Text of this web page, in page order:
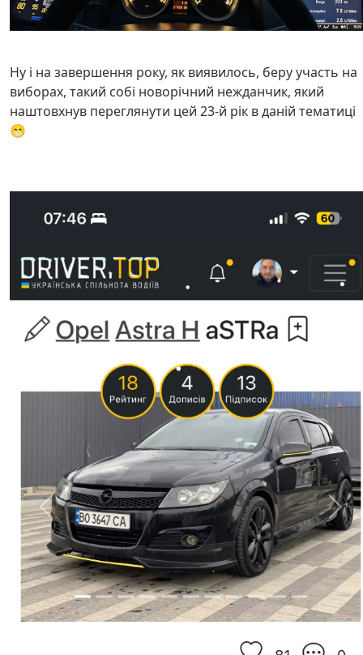
Ну і на завершення року, як виявилось, беру участь на
виборах, такий собі новорічний нежданчик, який
наштовхнув переглянути цей 23-й рік в даній тематиці
😁